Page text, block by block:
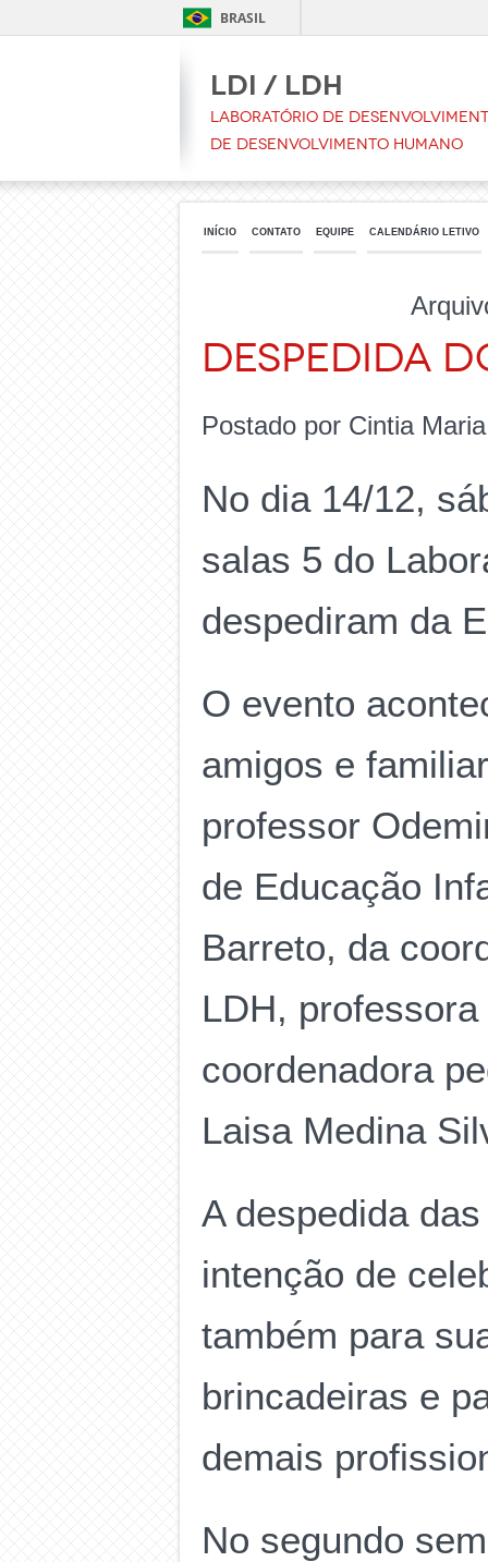
BRASIL
LDI / LDH
Laboratório de
de Desenvolvimento Humano
INÍCIO CONTATO EQUIPE CALENDÁRIO LETIVO
Despedida
Postado por Cintia
No dia 14/12,
salas 5 do
despediram da
O evento
amigos e
professor
de Educação
Barreto, da
LDH,
coordenadora
Laisa Medina
A despedida
intenção de
também para
brincadeiras e
demais
No segundo